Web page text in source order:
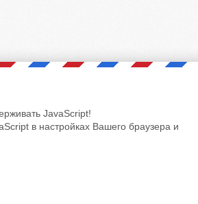
JavaScript!
в настройках Вашего браузера и